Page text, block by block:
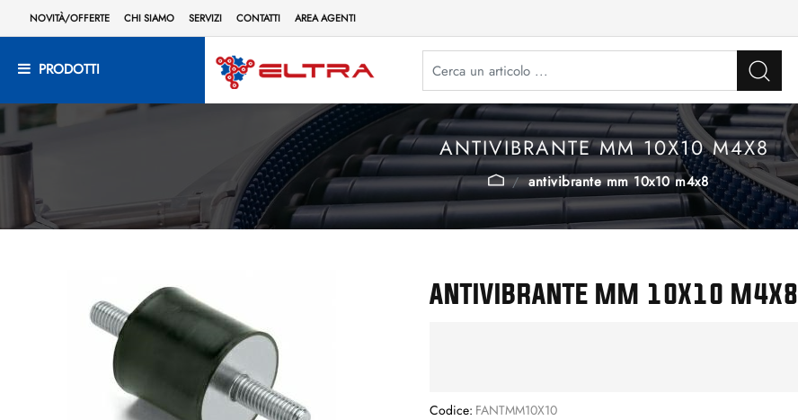
NOVITÀ/OFFERTE CHI SIAMO SERVIZI CONTATTI AREA AGENTI
PRODOTTI
ANTIVIBRANTE MM 10X10 M4X8
antivibrante mm 10x10 m4x8
ANTIVIBRANTE MM 10X10 M4X8
Codice: FANTMM10X10